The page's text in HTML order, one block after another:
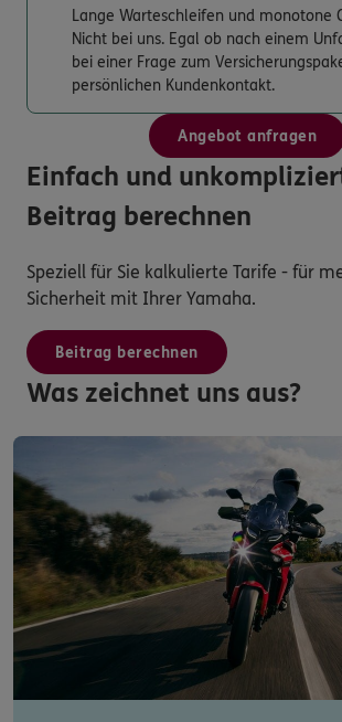
Lange Warteschleifen und monotone
Nicht bei uns. Egal ob nach einem
bei einer Frage zum
persönlichen Kundenkontakt.
Angebot anfragen
Einfach und
Beitrag berechnen
Speziell für Sie kalkulierte Tarife - für
Sicherheit mit Ihrer Yamaha.
Beitrag berechnen
Was zeichnet uns aus?